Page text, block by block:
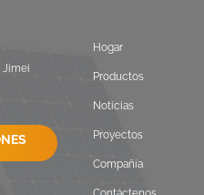
para
Jimei
Hogar
Productos
Noticias
Proyectos
Compañía